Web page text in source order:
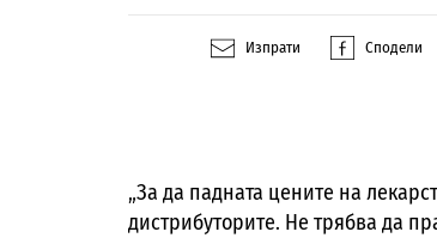
Изпрати Сподели
„За да падната цените на
дистрибуторите. Не трябва да